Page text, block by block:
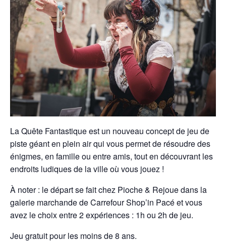
La Quête Fantastique est un nouveau concept de jeu de
piste géant en plein air qui vous permet de résoudre des
énigmes, en famille ou entre amis, tout en découvrant les
endroits ludiques de la ville où vous jouez !
À noter : le départ se fait chez Pioche & Rejoue dans la
galerie marchande de Carrefour Shop’in Pacé et vous
avez le choix entre 2 expériences : 1h ou 2h de jeu.
Jeu gratuit pour les moins de 8 ans.